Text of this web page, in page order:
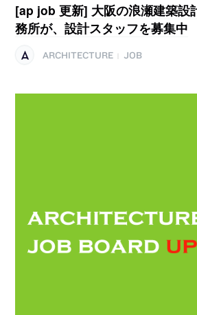
[ap job 更新] 大阪の浪瀬建築設
務所が、設計スタッフを募集中
ARCHITECTURE JOB